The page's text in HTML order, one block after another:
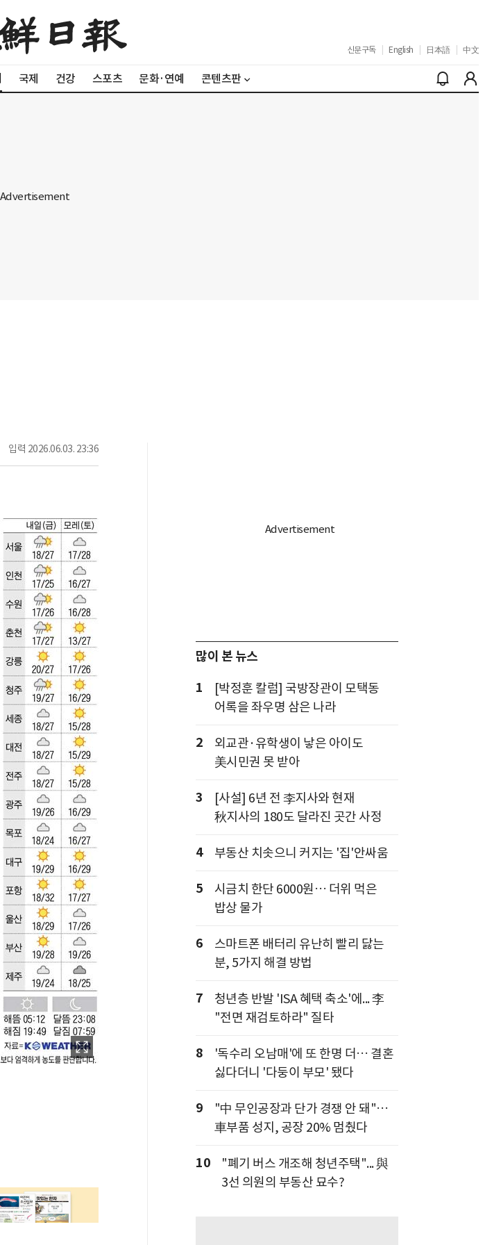
신문구독 English 日本語 中文
국제 건강 스포츠 문화·연예 콘텐츠판
입력 2026.06.03. 23:36
많이 본 뉴스
1
[박정훈 칼럼] 국방장관이 모택동
어록을 좌우명 삼은 나라
2
외교관·유학생이 낳은 아이도
美시민권 못 받아
3
[사설] 6년 전 李지사와 현재
秋지사의 180도 달라진 곳간 사정
4 부동산 치솟으니 커지는 '집'안싸움
5
시금치 한단 6000원… 더위 먹은
밥상 물가
6
스마트폰 배터리 유난히 빨리 닳는
분, 5가지 해결 방법
7
청년층 반발 'ISA 혜택 축소'에... 李
"전면 재검토하라" 질타
8
'독수리 오남매'에 또 한명 더… 결혼
싫다더니 '다둥이 부모' 됐다
9
"中 무인공장과 단가 경쟁 안 돼"…
車부품 성지, 공장 20% 멈췄다
10
"폐기 버스 개조해 청년주택"... 與
3선 의원의 부동산 묘수?